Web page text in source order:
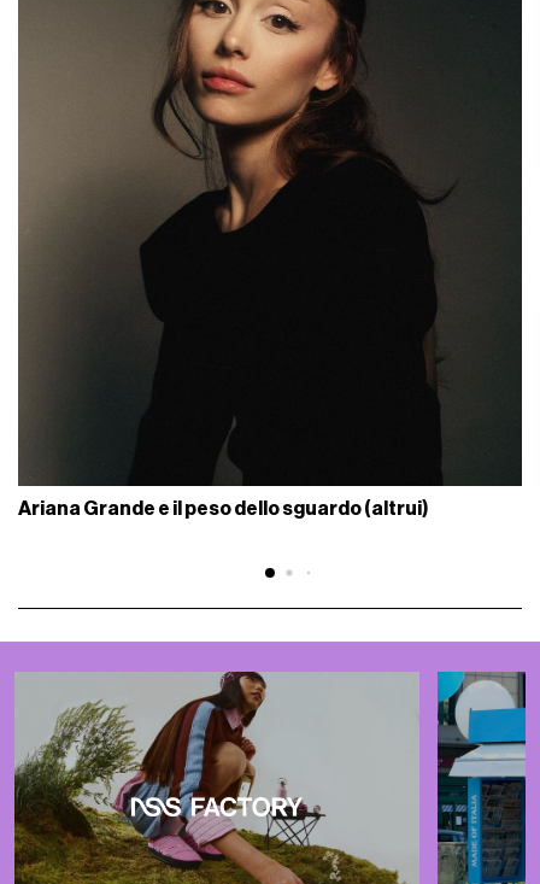
Ariana Grande e il peso dello sguardo (altrui)